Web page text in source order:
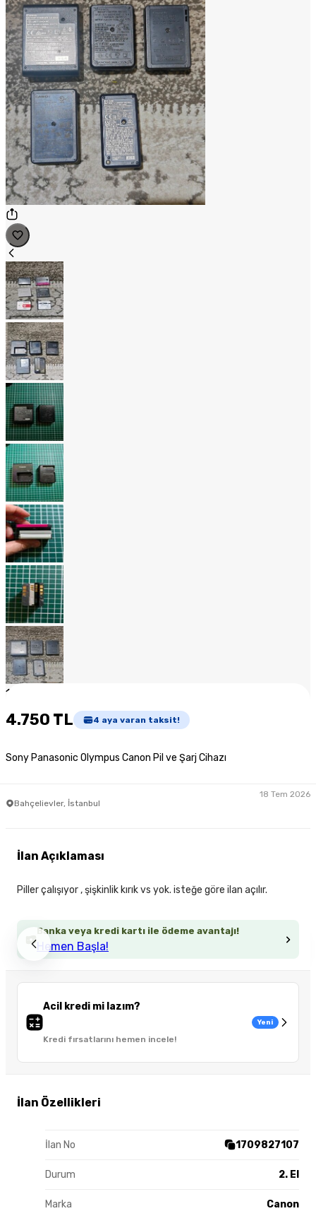
1
4.750 TL 4 aya varan taksit!
Sony Panasonic Olympus Canon Pil ve Şarj Cihazı
Bahçelievler, İstanbul
18 Tem 2026
Banka veya kredi kartı ile ödeme avantajı!
Hemen Başla!
Acil kredi mi lazım?
Kredi fırsatlarını hemen incele!
Yeni
İlan Özellikleri
İlan No 1709827107
Durum 2. El
Marka Canon
İlan Açıklaması
Piller çalışıyor , şişkinlik kırık vs yok. isteğe göre ilan açılır.